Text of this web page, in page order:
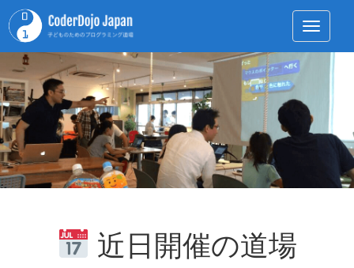
Toggle
近日開催の道場